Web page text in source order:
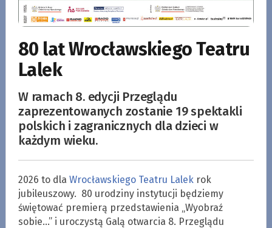
80 lat Wrocławskiego Teatru
Lalek
W ramach 8. edycji Przeglądu
zaprezentowanych zostanie 19 spektakli
polskich i zagranicznych dla dzieci w
każdym wieku.
2026 to dla Wrocławskiego Teatru Lalek rok
jubileuszowy. 80 urodziny instytucji będziemy
świętować premierą przedstawienia „Wyobraź
sobie…” i uroczystą Galą otwarcia 8. Przeglądu